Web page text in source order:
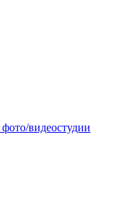
видеостудии